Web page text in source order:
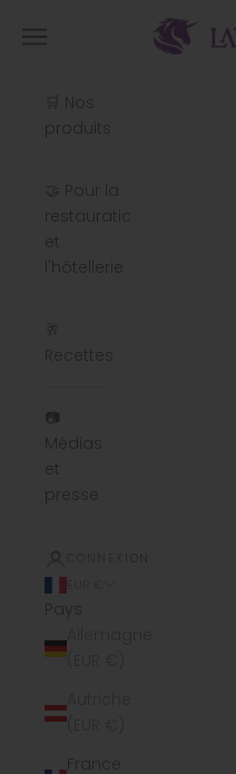
Lavabelle
Menu
🛒 Nos
produits
🤝 Pour la
restauration
et
l'hôtellerie
Recettes
📷
Médias
et
presse
Pays
France